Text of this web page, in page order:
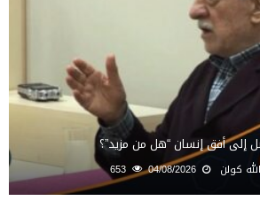
إلى أفق إنسان “هل من مزيد”؟
كولن 04/08/2026